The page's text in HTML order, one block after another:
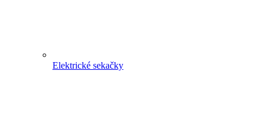
Elektrické sekačky